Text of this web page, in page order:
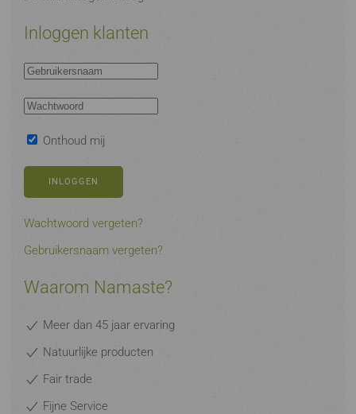
Inloggen klanten
Onthoud mij
INLOGGEN
Wachtwoord vergeten?
Gebruikersnaam vergeten?
Waarom Namaste?
Meer dan 45 jaar ervaring
Natuurlijke producten
Fair trade
Fijne Service